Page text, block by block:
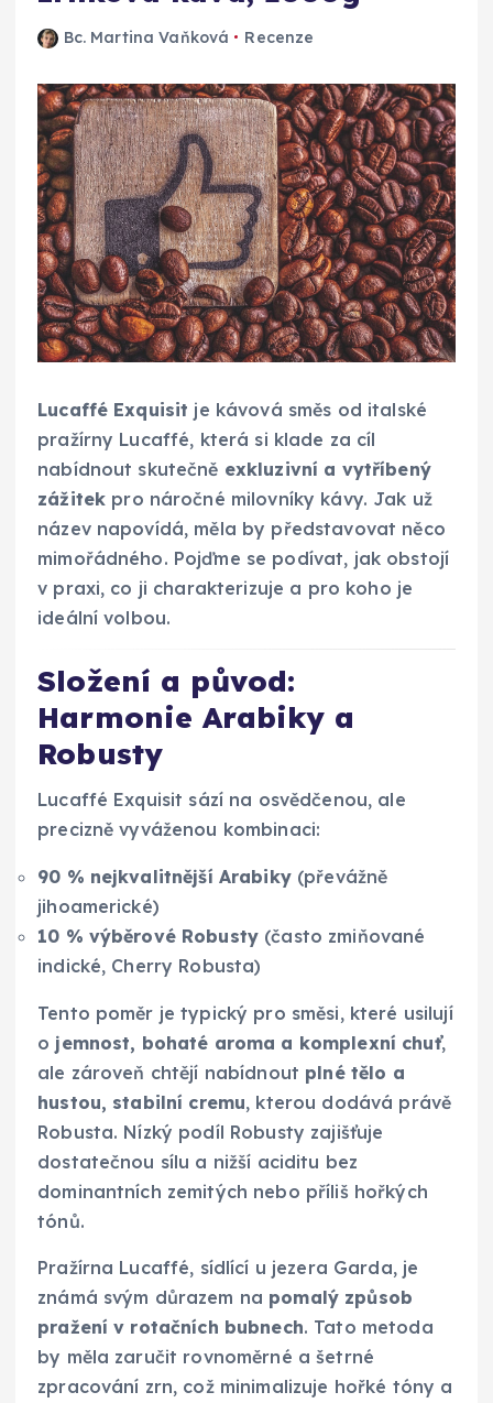
Bc. Martina Vaňková Recenze
Lucaffé Exquisit je kávová směs od italské
pražírny Lucaffé, která si klade za cíl
nabídnout skutečně exkluzivní a vytříbený
zážitek pro náročné milovníky kávy. Jak už
název napovídá, měla by představovat něco
mimořádného. Pojďme se podívat, jak obstojí
v praxi, co ji charakterizuje a pro koho je
ideální volbou.
Složení a původ:
Harmonie Arabiky a
Robusty
Lucaffé Exquisit sází na osvědčenou, ale
precizně vyváženou kombinaci:
90 % nejkvalitnější Arabiky(převážně
jihoamerické)
10 % výběrové Robusty (často zmiňované
indické, Cherry Robusta)
Tento poměr je typický pro směsi, které usilují
o jemnost, bohaté aroma a komplexní chuť,
ale zároveň chtějí nabídnout plné tělo a
hustou, stabilní cremu, kterou dodává právě
Robusta. Nízký podíl Robusty zajišťuje
dostatečnou sílu a nižší aciditu bez
dominantních zemitých nebo příliš hořkých
tónů.
Pražírna Lucaffé, sídlící u jezera Garda, je
známá svým důrazem na pomalý způsob
pražení v rotačních bubnech. Tato metoda
by měla zaručit rovnoměrné a šetrné
zpracování zrn, což minimalizuje hořké tóny a